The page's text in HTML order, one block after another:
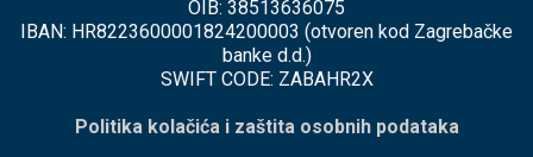
OIB: 38513636075
IBAN: HR8223600001824200003 (otvoren kod Zagrebačke
banke d.d.)
SWIFT CODE: ZABAHR2X
Politika kolačića i zaštita osobnih podataka